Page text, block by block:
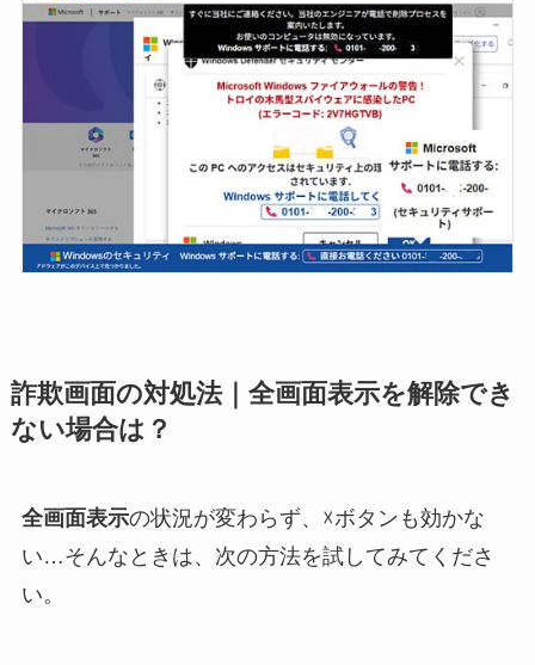
詐欺画面の対処法｜全画面表示を解除でき
ない場合は？
全画面表示の状況が変わらず、☓ボタンも効かな
い…そんなときは、次の方法を試してみてくださ
い。